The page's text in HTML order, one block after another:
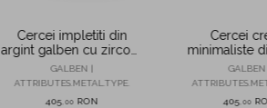
Cercei impletiti din
argint galben cu zirconii
si perle de cultura
GALBEN |
ATTRIBUTES.METAL.TYPE.
405 ,00 RON
Cercei
minimaliste
405 ,00